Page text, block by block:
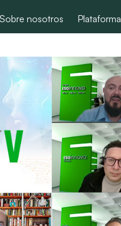
Sobre nosotros Plataforma